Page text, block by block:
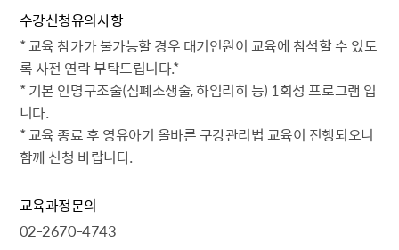
수강신청유의사항
* 교육 참가가 불가능할 경우 대기인원이 교육에 참석할 수 있도
록 사전 연락 부탁드립니다.*
* 기본 인명구조술(심폐소생술, 하임리히 등) 1회성 프로그램 입
니다.
* 교육 종료 후 영유아기 올바른 구강관리법 교육이 진행되오니
함께 신청 바랍니다.
교육과정문의
02-2670-4743